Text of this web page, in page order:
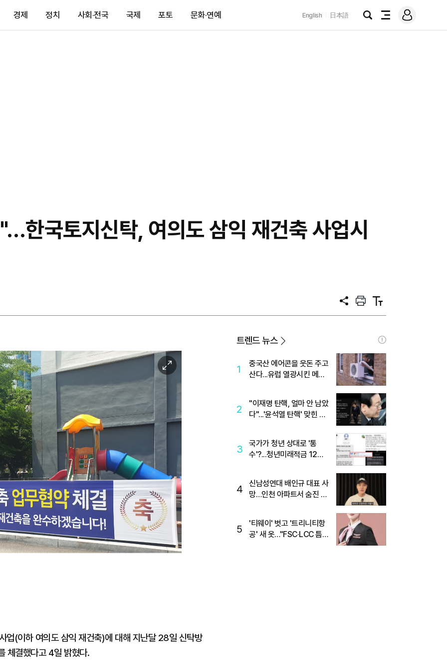
경제 정치 사회·전국 국제 포토 문화·연예 English 日本語
검
전
메
그
한국토지신탁, 여의도 삼익 재건축 사업시
공
프
트
텍
트
이
미
확
업(이하 여의도 삼익 재건축)에 대해 지난달 28일 신탁방
체결했다고 4일 밝혔다.
트렌드 뉴스
1
중국산 에어콘을 웃돈 주고
산다...유럽 열광시킨 메이
2
"이재명 탄핵, 얼마 안 남았
다"...'윤석열 탄핵' 맞힌 무
3
국가가 청년 상대로 '통
수'?...청년미래적금 12%
4
신남성연대 배인규 대표 사
망…인천 아파트서 숨진 채
5
'티웨이' 벗고 '트리니티항
공' 새 옷…"FSC·LCC 틈